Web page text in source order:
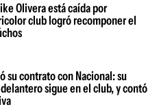
Olivera está caída por
club logró recomponer el
su contrato con Nacional: su
sigue en el club, y contó